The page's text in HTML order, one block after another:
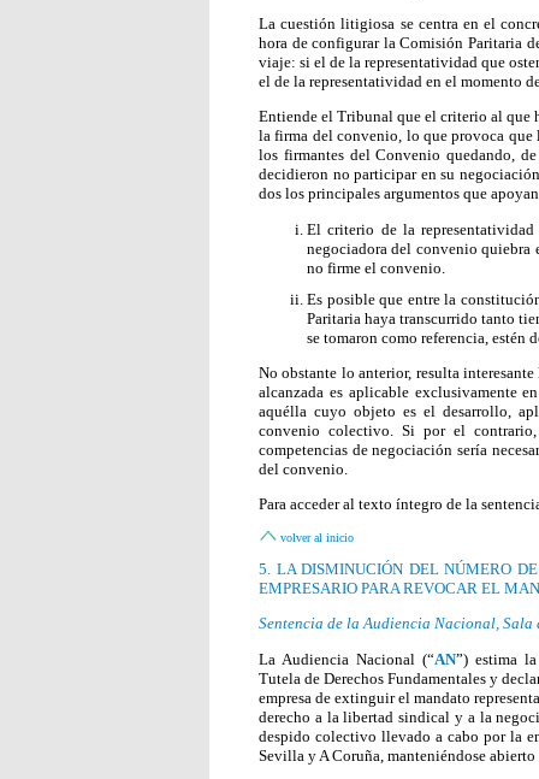
La cuestión litigiosa se centra en el
hora de configurar la Comisión Paritaria
viaje: si el de la representatividad que
el de la representatividad en el momento
Entiende el Tribunal que el criterio al que
la firma del convenio, lo que provoca
los firmantes del Convenio quedando,
decidieron no participar en su
dos los principales argumentos que
El criterio de la
negociadora del convenio quiebra
no firme el convenio.
Es posible que entre la
Paritaria haya transcurrido tanto
se tomaron como referencia, estén
No obstante lo anterior, resulta
alcanzada es aplicable exclusivamente
aquélla cuyo objeto es el desarrollo,
convenio colectivo. Si por el
competencias de negociación sería
del convenio.
Para acceder al texto íntegro de la
volver al inicio
5. LA DISMINUCIÓN DEL NÚMERO
EMPRESARIO PARA REVOCAR EL
Sentencia de la Audiencia Nacional, Sala
La Audiencia Nacional (“AN”) estima
Tutela de Derechos Fundamentales y
empresa de extinguir el mandato
derecho a la libertad sindical y a la
despido colectivo llevado a cabo por la
Sevilla y A Coruña, manteniéndose